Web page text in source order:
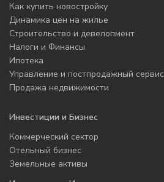
Как купить новостройку
Динамика цен на жилье
Строительство и девелопмент
Налоги и Финансы
Ипотека
Управление и постпродажный сервис
Продажа недвижимости
Инвестиции и Бизнес
Коммерческий сектор
Отельный бизнес
Земельные активы